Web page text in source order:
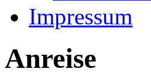
Impressum
Anreise